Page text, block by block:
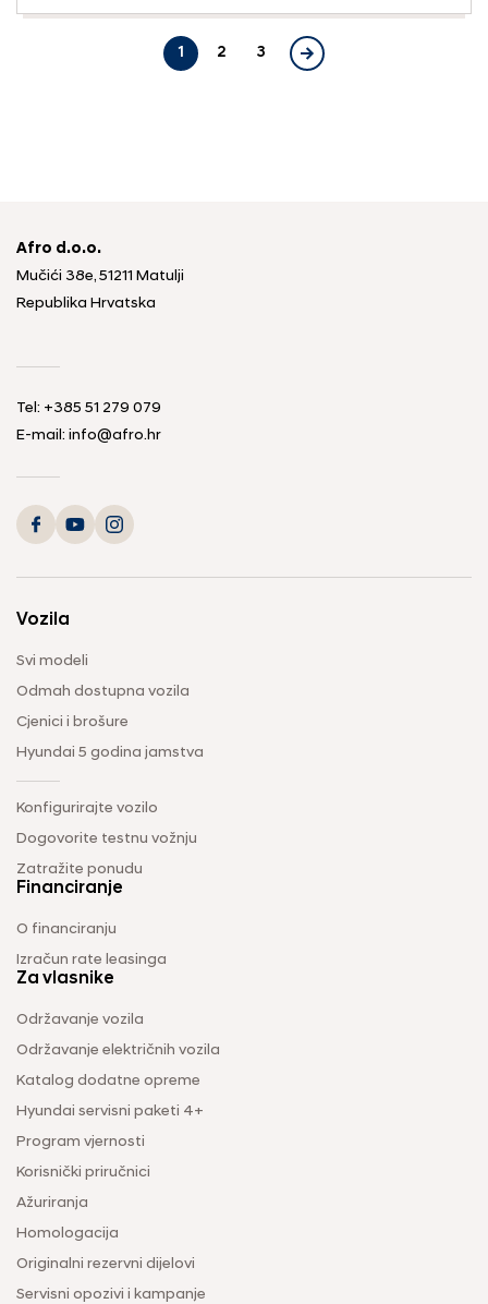
1 2 3
Afro d.o.o.
Mučići 38e, 51211 Matulji
Republika Hrvatska
Tel: +385 51 279 079
E-mail: info@afro.hr
Vozila
Svi modeli
Odmah dostupna vozila
Cjenici i brošure
Hyundai 5 godina jamstva
Konfigurirajte vozilo
Dogovorite testnu vožnju
Zatražite ponudu
Financiranje
O financiranju
Izračun rate leasinga
Za vlasnike
Održavanje vozila
Održavanje električnih vozila
Katalog dodatne opreme
Hyundai servisni paketi 4+
Program vjernosti
Korisnički priručnici
Ažuriranja
Homologacija
Originalni rezervni dijelovi
Servisni opozivi i kampanje